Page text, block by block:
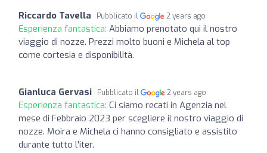
Riccardo Tavella Pubblicato il 2 years ago
Esperienza fantastica: Abbiamo prenotato qui il nostro
viaggio di nozze. Prezzi molto buoni e Michela al top
come cortesia e disponibilità.
Gianluca Gervasi Pubblicato il 2 years ago
Esperienza fantastica: Ci siamo recati in Agenzia nel
mese di Febbraio 2023 per scegliere il nostro viaggio di
nozze. Moira e Michela ci hanno consigliato e assistito
durante tutto l'iter.